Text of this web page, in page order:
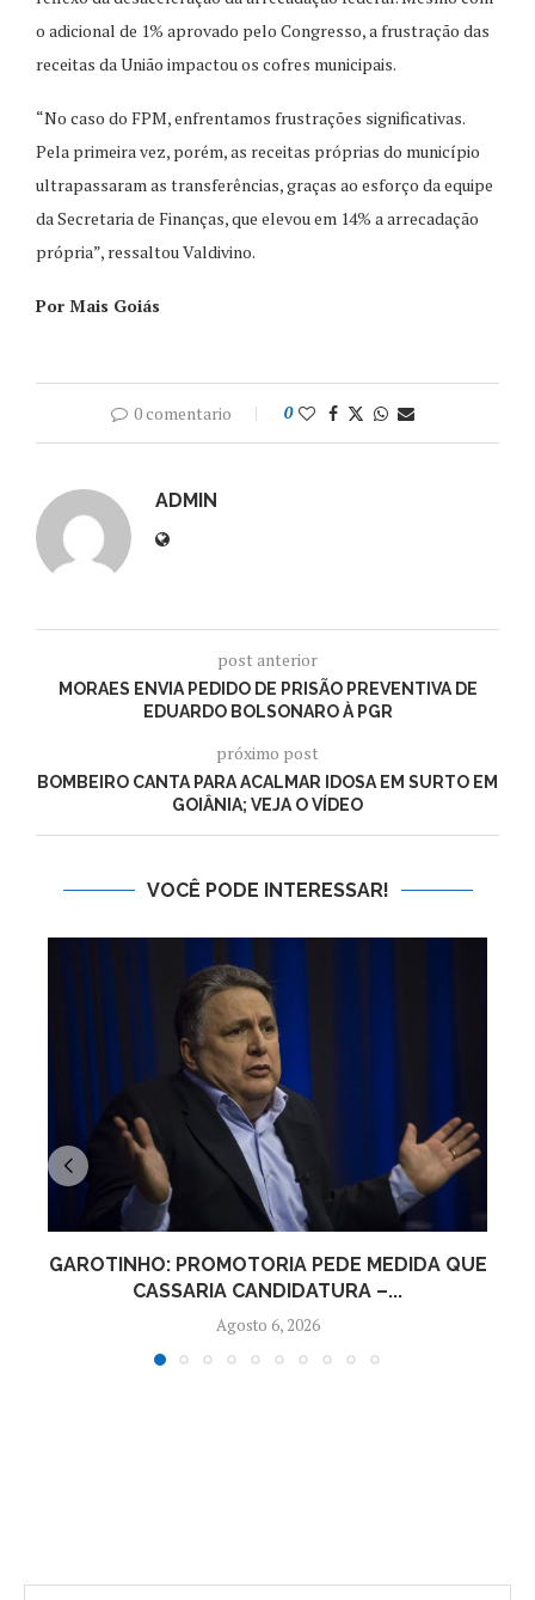
o adicional de 1% aprovado pelo Congresso, a frustração das
receitas da União impactou os cofres municipais.
“No caso do FPM, enfrentamos frustrações significativas.
Pela primeira vez, porém, as receitas próprias do município
ultrapassaram as transferências, graças ao esforço da equipe
da Secretaria de Finanças, que elevou em 14% a arrecadação
própria”, ressaltou Valdivino.
Por Mais Goiás
0 comentario 0
ADMIN
post anterior
MORAES ENVIA PEDIDO DE PRISÃO PREVENTIVA DE
EDUARDO BOLSONARO À PGR
próximo post
BOMBEIRO CANTA PARA ACALMAR IDOSA EM SURTO EM
GOIÂNIA; VEJA O VÍDEO
VOCÊ PODE INTERESSAR!
GAROTINHO: PROMOTORIA PEDE MEDIDA QUE
CASSARIA CANDIDATURA –...
Agosto 6, 2026